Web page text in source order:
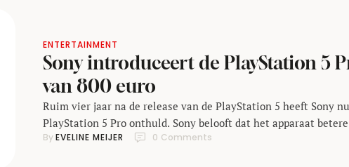
ENTERTAINMENT
Sony introduceert de PlayStation 5
van 800 euro
Ruim vier jaar na de release van de PlayStation 5 heeft Sony
PlayStation 5 Pro onthuld. Sony belooft dat het apparaat betere
graphics heeft en hogere framerates, en dat ook oudere games
By EVELINE MEIJER 0 Comments